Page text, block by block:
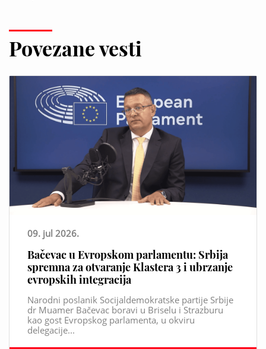
Povezane vesti
09. jul 2026.
Bačevac u Evropskom parlamentu: Srbija
spremna za otvaranje Klastera 3 i ubrzanje
evropskih integracija
Narodni poslanik Socijaldemokratske partije Srbije
dr Muamer Bačevac boravi u Briselu i Strazburu
kao gost Evropskog parlamenta, u okviru
delegacije...